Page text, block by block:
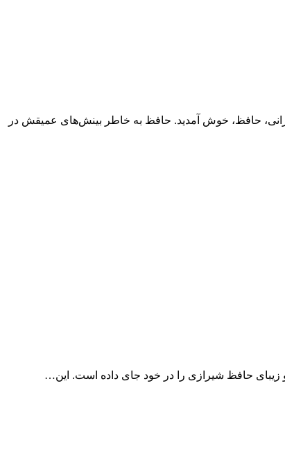
حافظ، خوش آمدید. حافظ به خاطر بینش‌های عمیقش در
حافظ شیرازی را در خود جای داده است. این…